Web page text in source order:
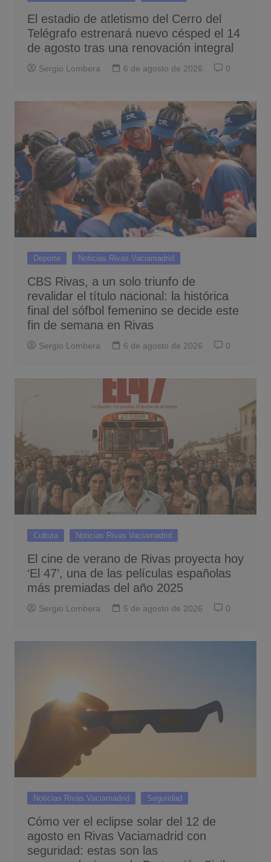
El estadio de atletismo del Cerro del
Telégrafo estrenará nuevo césped el 14
de agosto tras una renovación integral
Sergio Lombera 6 de agosto de 2026 0
Deporte Noticias Rivas Vaciamadrid
CBS Rivas, a un solo triunfo de
revalidar el título nacional: la histórica
final del sófbol femenino se decide este
fin de semana en Rivas
Sergio Lombera 6 de agosto de 2026 0
Cultura Noticias Rivas Vaciamadrid
El cine de verano de Rivas proyecta hoy
‘El 47’, una de las películas españolas
más premiadas del año 2025
Sergio Lombera 5 de agosto de 2026 0
Noticias Rivas Vaciamadrid Seguridad
Cómo ver el eclipse solar del 12 de
agosto en Rivas Vaciamadrid con
seguridad: estas son las